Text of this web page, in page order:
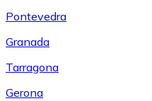
Pontevedra
Granada
Tarragona
Gerona